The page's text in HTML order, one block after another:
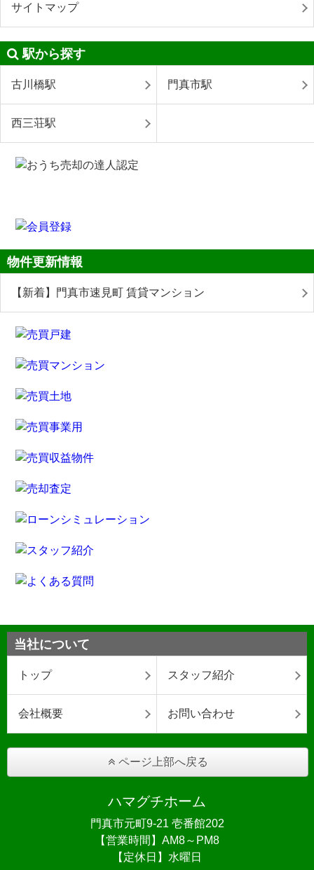
サイトマップ
駅から探す
古川橋駅 門真市駅
西三荘駅
物件更新情報
【新着】門真市速見町 賃貸マンション
当社について
トップ スタッフ紹介
会社概要 お問い合わせ
ページ上部へ戻る
ハマグチホーム
門真市元町9-21 壱番館202
【営業時間】AM8～PM8
【定休日】水曜日